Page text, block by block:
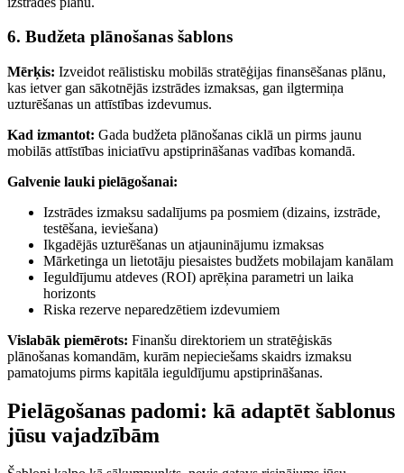
6. Budžeta plānošanas šablons
Mērķis: Izveidot reālistisku mobilās stratēģijas finansēšanas plānu,
kas ietver gan sākotnējās izstrādes izmaksas, gan ilgtermiņa
uzturēšanas un attīstības izdevumus.
Kad izmantot: Gada budžeta plānošanas ciklā un pirms jaunu
mobilās attīstības iniciatīvu apstiprināšanas vadības komandā.
Galvenie lauki pielāgošanai:
Izstrādes izmaksu sadalījums pa posmiem (dizains, izstrāde,
testēšana, ieviešana)
Ikgadējās uzturēšanas un atjauninājumu izmaksas
Mārketinga un lietotāju piesaistes budžets mobilajam kanālam
Ieguldījumu atdeves (ROI) aprēķina parametri un laika
horizonts
Riska rezerve neparedzētiem izdevumiem
Vislabāk piemērots: Finanšu direktoriem un stratēģiskās
plānošanas komandām, kurām nepieciešams skaidrs izmaksu
pamatojums pirms kapitāla ieguldījumu apstiprināšanas.
Pielāgošanas padomi: kā adaptēt šablonus
jūsu vajadzībām